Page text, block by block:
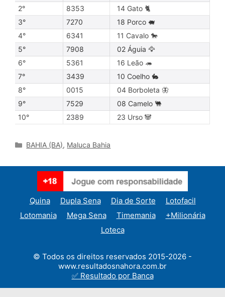
2°
8353
14 Gato 🐈
3°
7270
18 Porco 🐖
4°
6341
11 Cavalo 🐎
5°
7908
02 Águia 🦅
6°
5361
16 Leão 🦔
7°
3439
10 Coelho 🐇
8°
0015
04 Borboleta 🦋
9°
7529
08 Camelo 🐫
10°
2389 23 Urso 🐼
Categories
BAHIA (BA), Maluca Bahia
Quina Dupla Sena Dia de Sorte
Lotofacil
Lotomania
Mega Sena Timemania
+Milionária
Loteca
© Todos os direitos reservados 2015-2026 -
www.resultadosnahora.com.br
✅ Resultado por Banca